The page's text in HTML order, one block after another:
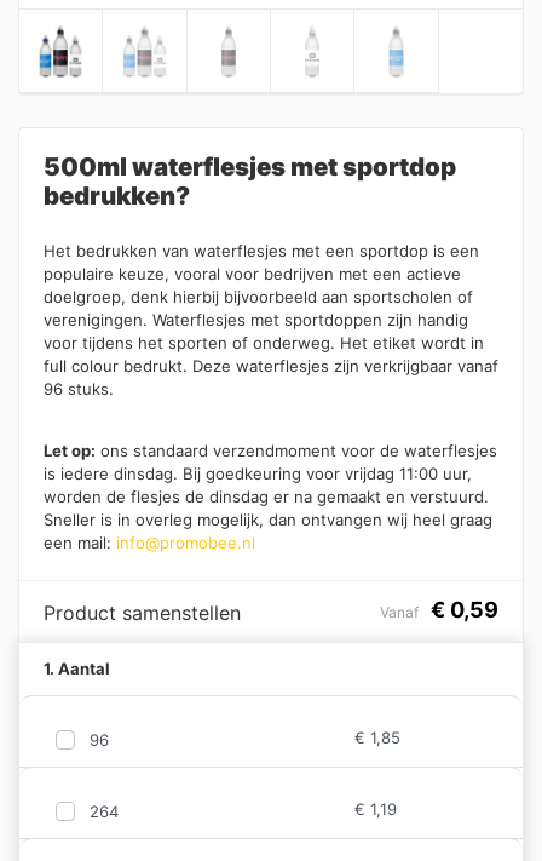
500ml waterflesjes met sportdop
bedrukken?
Het bedrukken van waterflesjes met een sportdop is een
populaire keuze, vooral voor bedrijven met een actieve
doelgroep, denk hierbij bijvoorbeeld aan sportscholen of
verenigingen. Waterflesjes met sportdoppen zijn handig
voor tijdens het sporten of onderweg. Het etiket wordt in
full colour bedrukt. Deze waterflesjes zijn verkrijgbaar vanaf
96 stuks.
Let op: ons standaard verzendmoment voor de waterflesjes
is iedere dinsdag. Bij goedkeuring voor vrijdag 11:00 uur,
worden de flesjes de dinsdag er na gemaakt en verstuurd.
Sneller is in overleg mogelijk, dan ontvangen wij heel graag
een mail: info@promobee.nl
Product samenstellen Vanaf € 0,59
1. Aantal
96 € 1,85
264 € 1,19